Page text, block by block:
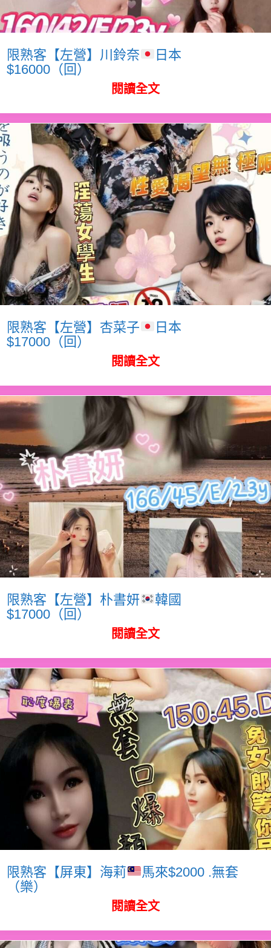
限熟客【左營】川鈴奈
日本
$16000（回）
閱讀全文
限熟客【左營】杏菜子
日本
$17000（回）
閱讀全文
限熟客【左營】朴書妍
韓國
$17000（回）
閱讀全文
限熟客【屏東】海莉
馬來$2000 .無套
（樂）
閱讀全文